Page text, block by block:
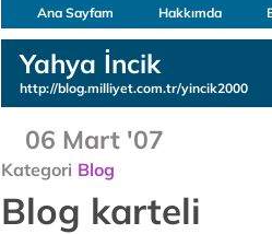
Ana Sayfam Hakkımda
Yahya İncik
http://blog.milliyet.com.tr/yincik2000
06 Mart '07
Kategori Blog
Blog karteli